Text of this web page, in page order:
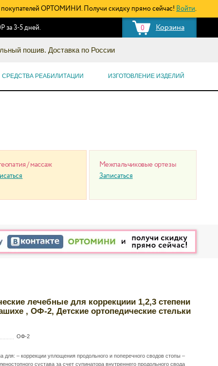
покупателей ОРТОМИНИ. Получи скидку прямо сейчас! Войти.
0 Корзина
за 3-5 дней.
пошив. Доставка по России
СРЕДСТВА РЕАБИЛИТАЦИИ ИЗГОТОВЛЕНИЕ ИЗДЕЛИЙ
/ массаж Межпальчиковые ортезы
Записаться
лечебные для коррекциии 1,2,3 степени
, ОФ-2, Детские ортопедические стельки
ОФ-2
для: – коррекции уплощения продольного и поперечного сводов стопы –
сустава за счет супинатора внутреннего продольного свода